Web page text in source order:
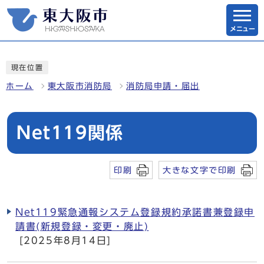
メニュー
現在位置
ホーム 東大阪市消防局 消防局申請・届出
Net119関係
印刷 大きな文字で印刷
Net119緊急通報システム登録規約承諾書兼登録申
請書(新規登録・変更・廃止)
[2025年8月14日]